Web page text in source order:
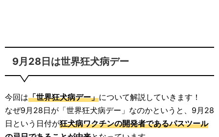
9月28日は世界狂犬病デー
今回は「世界狂犬病デー」について解説していきます！
なぜ9月28日が「世界狂犬病デー」なのかというと、9月28
日という日付が狂犬病ワクチンの開発者であるパスツール